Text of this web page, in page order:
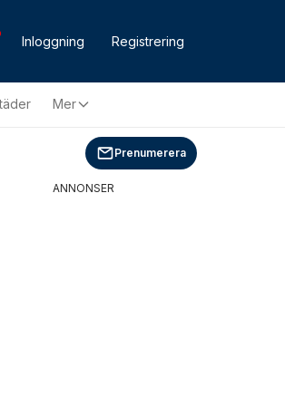
Inloggning Registrering
Mer
Prenumerera
ANNONSER